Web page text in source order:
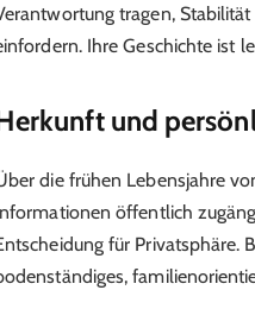
tragen,
Ihre Geschichte ist
und
die frühen Lebensjahre
öffentlich
für Privatsphäre.